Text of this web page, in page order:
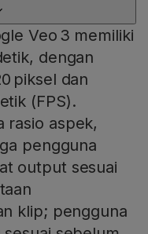
Veo 3 memiliki
dengan
piksel dan
(FPS).
rasio aspek,
pengguna
output sesuai
klip; pengguna